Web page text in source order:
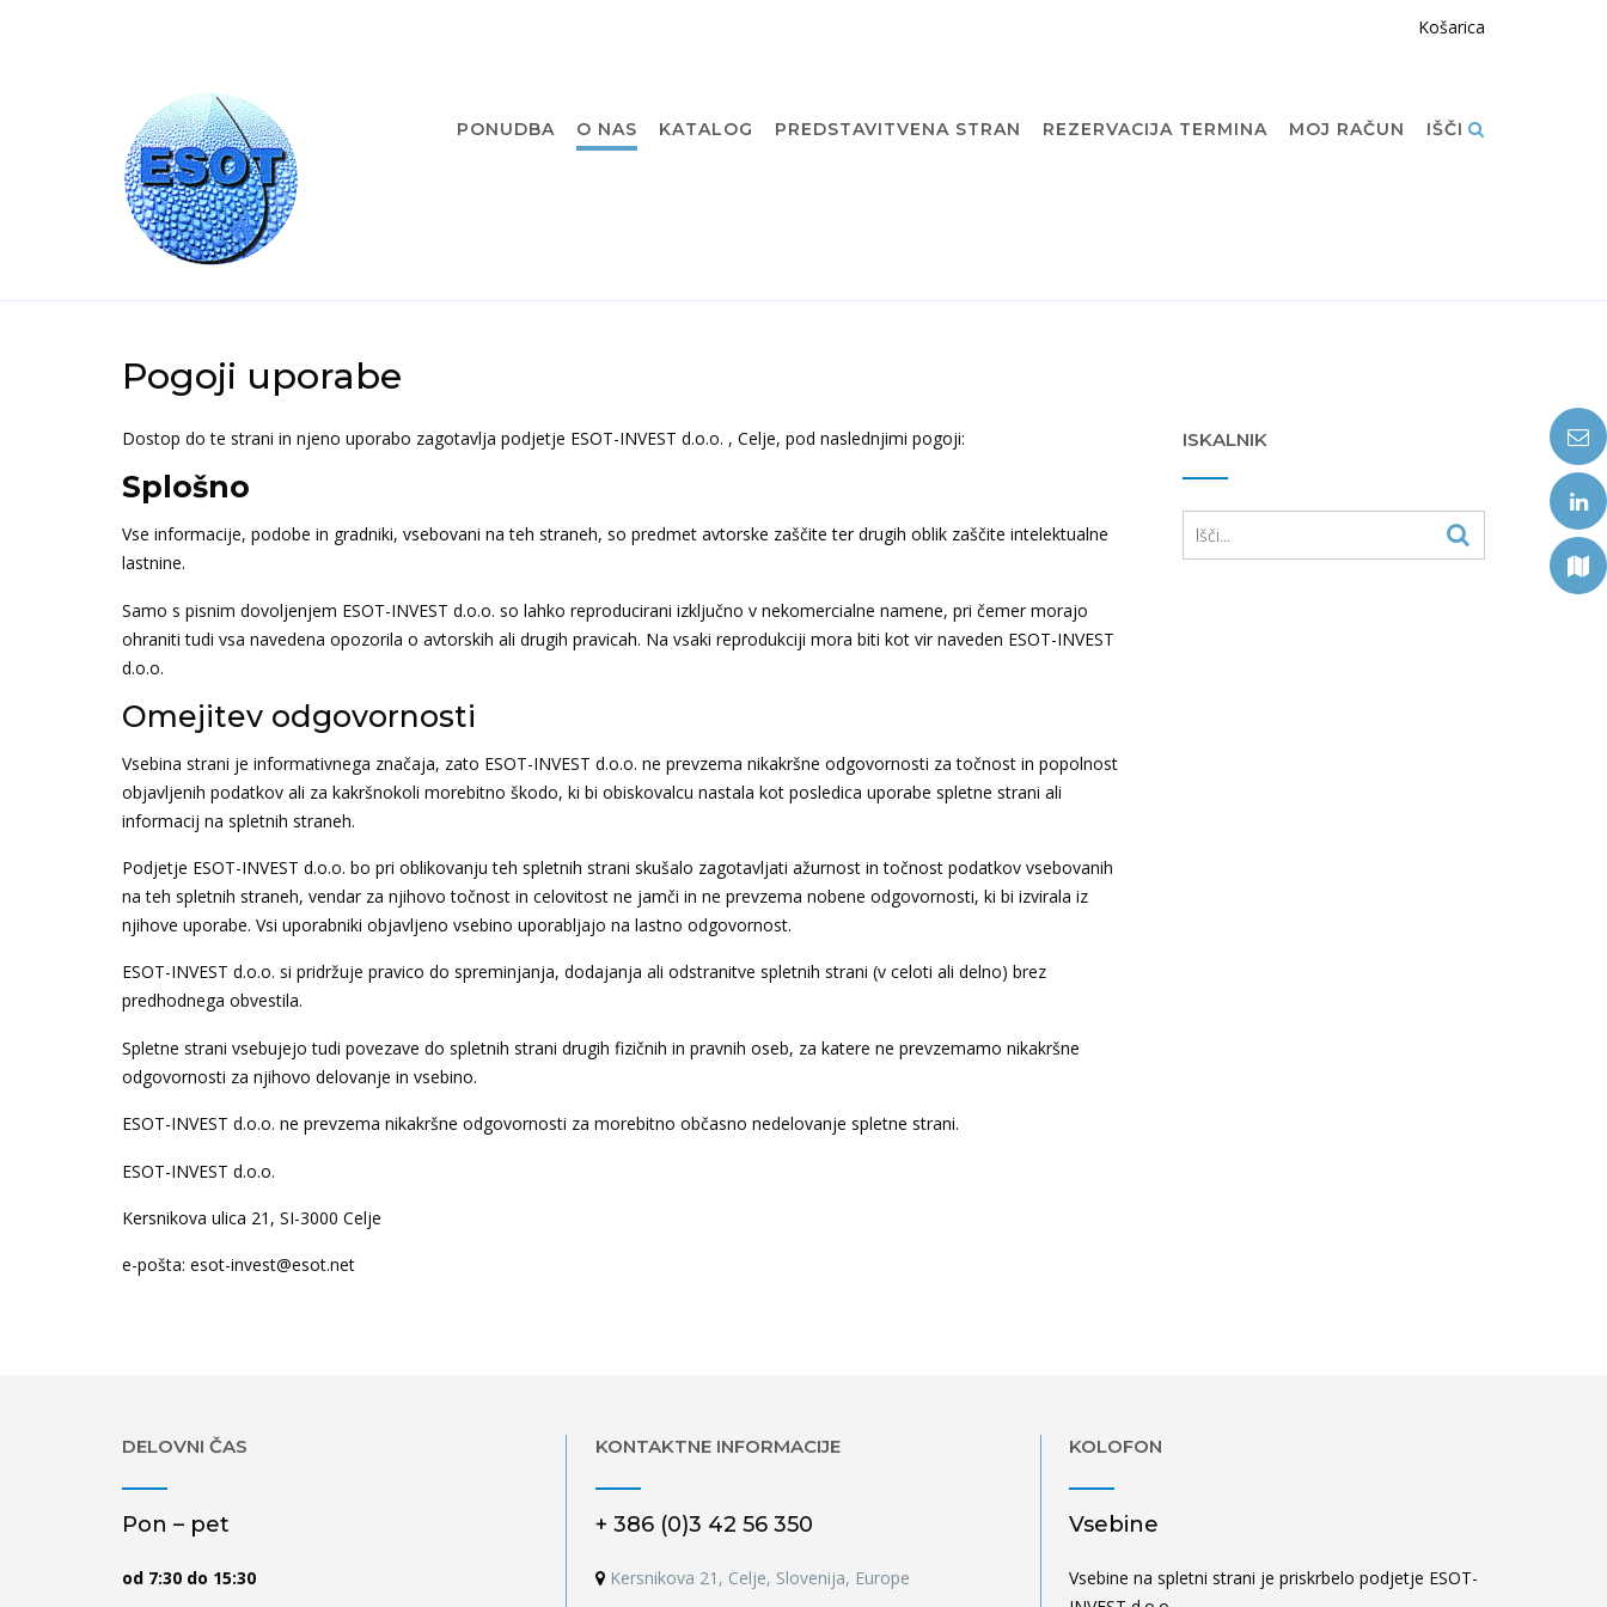
Košarica
PONUDBA O NAS KATALOG PREDSTAVITVENA STRAN REZERVACIJA TERMINA MOJ RAČUN IŠČI
Pogoji uporabe
Dostop do te strani in njeno uporabo zagotavlja podjetje ESOT-INVEST d.o.o. , Celje, pod naslednjimi pogoji:
Splošno
Vse informacije, podobe in gradniki, vsebovani na teh straneh, so predmet avtorske zaščite ter drugih oblik zaščite intelektualne
lastnine.
Samo s pisnim dovoljenjem ESOT-INVEST d.o.o. so lahko reproducirani izključno v nekomercialne namene, pri čemer morajo
ohraniti tudi vsa navedena opozorila o avtorskih ali drugih pravicah. Na vsaki reprodukciji mora biti kot vir naveden ESOT-INVEST
d.o.o.
Omejitev odgovornosti
Vsebina strani je informativnega značaja, zato ESOT-INVEST d.o.o. ne prevzema nikakršne odgovornosti za točnost in popolnost
objavljenih podatkov ali za kakršnokoli morebitno škodo, ki bi obiskovalcu nastala kot posledica uporabe spletne strani ali
informacij na spletnih straneh.
Podjetje ESOT-INVEST d.o.o. bo pri oblikovanju teh spletnih strani skušalo zagotavljati ažurnost in točnost podatkov vsebovanih
na teh spletnih straneh, vendar za njihovo točnost in celovitost ne jamči in ne prevzema nobene odgovornosti, ki bi izvirala iz
njihove uporabe. Vsi uporabniki objavljeno vsebino uporabljajo na lastno odgovornost.
ESOT-INVEST d.o.o. si pridržuje pravico do spreminjanja, dodajanja ali odstranitve spletnih strani (v celoti ali delno) brez
predhodnega obvestila.
Spletne strani vsebujejo tudi povezave do spletnih strani drugih fizičnih in pravnih oseb, za katere ne prevzemamo nikakršne
odgovornosti za njihovo delovanje in vsebino.
ESOT-INVEST d.o.o. ne prevzema nikakršne odgovornosti za morebitno občasno nedelovanje spletne strani.
ESOT-INVEST d.o.o.
Kersnikova ulica 21, SI-3000 Celje
e-pošta: esot-invest@esot.net
ISKALNIK
DELOVNI ČAS
Pon – pet
od 7:30 do 15:30
KONTAKTNE INFORMACIJE
+ 386 (0)3 42 56 350
Kersnikova 21, Celje, Slovenija, Europe
KOLOFON
Vsebine
Vsebine na spletni strani je priskrbelo podjetje ESOT-